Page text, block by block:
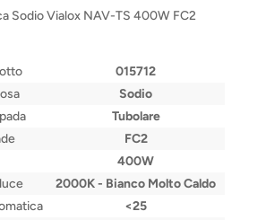
Sodio Vialox NAV-TS 400W FC2
015712
Sodio
Tubolare
FC2
400W
2000K - Bianco Molto Caldo
<25